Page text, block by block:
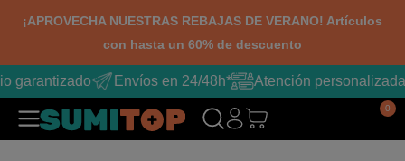
¡APROVECHA NUESTRAS REBAJAS DE VERANO! Artículos
con hasta un 60% de descuento
garantizado Envíos en 24/48h* Atención personalizada
0